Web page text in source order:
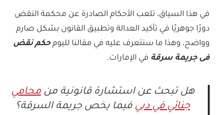
في هذا السياق، تلعب الأحكام الصادرة عن محكمة النقض
دورًا جوهريًا في تأكيد العدالة وتطبيق القانون بشكل صارم
وواضح، وهذا ما سنتعرف عليه في مقالنا لليومحكم نقض
فى جريمة سرقة في الإمارات.
هل تبحث عن استشارة قانونية منمحامي
جنائي في دبي فيما يخص جريمة السرقة؟